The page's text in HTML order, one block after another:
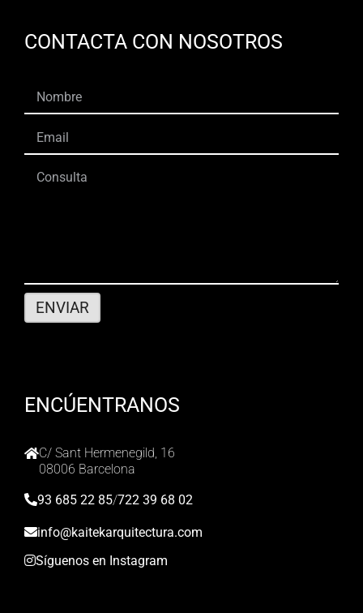
CONTACTA CON NOSOTROS
ENCÚENTRANOS
C/ Sant Hermenegild, 16
08006 Barcelona
93 685 22 85/722 39 68 02
info@kaitekarquitectura.com
Síguenos en Instagram